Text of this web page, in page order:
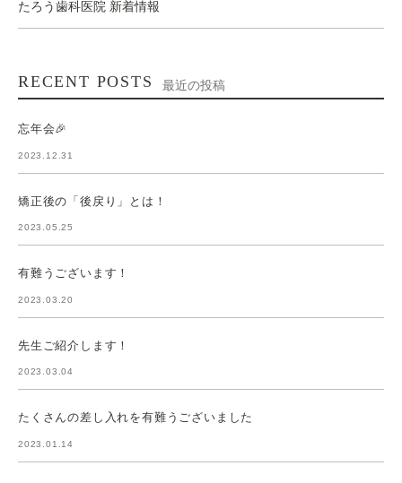
たろう歯科医院 新着情報
RECENT POSTS 最近の投稿
忘年会🎉
2023.12.31
矯正後の「後戻り」とは！
2023.05.25
有難うございます！
2023.03.20
先生ご紹介します！
2023.03.04
たくさんの差し入れを有難うございました
2023.01.14